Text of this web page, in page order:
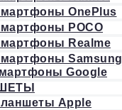
OnePlus
POCO
Realme
Samsung
Google
Apple